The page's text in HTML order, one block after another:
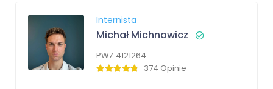
Internista
Michał Michnowicz
PWZ 4121264
374 Opinie